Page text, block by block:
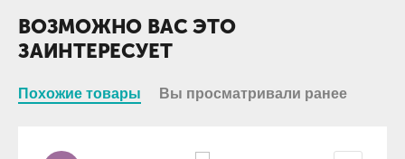
ВОЗМОЖНО ВАС ЭТО
ЗАИНТЕРЕСУЕТ
Похожие товары Вы просматривали ранее